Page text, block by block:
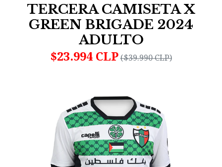
TERCERA CAMISETA X
GREEN BRIGADE 2024
ADULTO
$23.994 CLP ($39.990 CLP)